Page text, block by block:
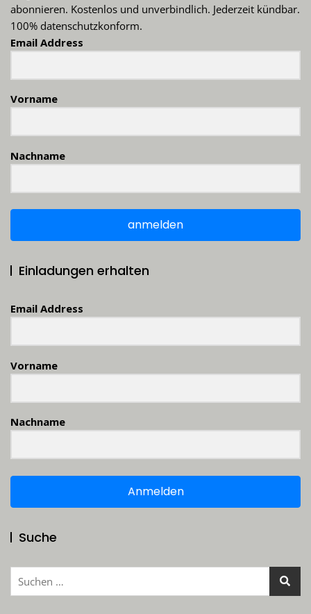
abonnieren. Kostenlos und unverbindlich. Jederzeit kündbar.
100% datenschutzkonform.
Email Address
Vorname
Nachname
anmelden
Einladungen erhalten
Email Address
Vorname
Nachname
Anmelden
Suche
Suchen